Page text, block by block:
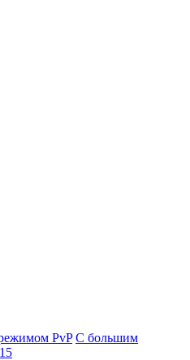
PvP С большим